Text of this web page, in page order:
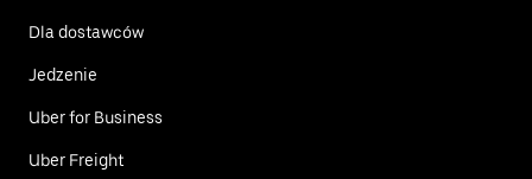
Dla dostawców
Jedzenie
Uber for Business
Uber Freight